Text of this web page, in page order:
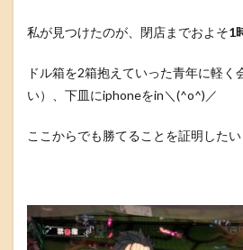
私が見つけたのが、閉店までおよそ1
ドル箱を2箱抱えていった青年に軽く
い）、下皿にiphoneをin＼(^o^)／
ここからでも勝てることを証明したい